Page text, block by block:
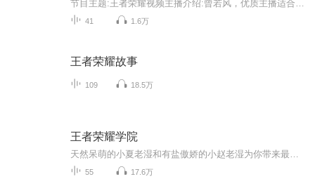
41 1.6万
王者荣耀故事
109 18.5万
王者荣耀学院
55 17.6万